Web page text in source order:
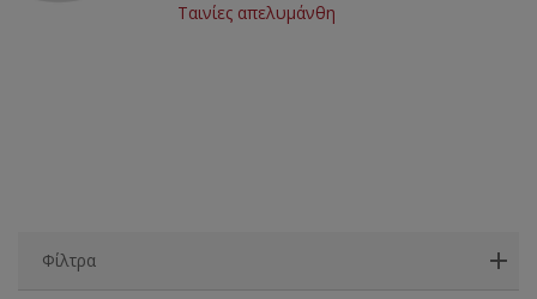
Ταινίες απελυμάνθη
Φίλτρα